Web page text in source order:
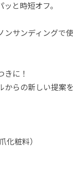
と時短オフ。
ンサンディングで
きに！
からの新しい提案
粧料）